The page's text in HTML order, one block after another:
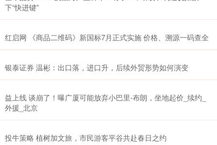
下“快进键”
红启网 《商品二维码》新国标7月正式实施 价格、溯源一码查全
银泰证券 温彬：出口落，进口升，后续外贸形势如何演变
益上线 谈崩了！曝广厦可能放弃小巴里-布朗，坐地起价_续约_
外援_北京
投牛策略 植树加文旅，市民游客平谷共赴春日之约